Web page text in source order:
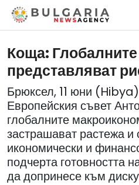
Коща:
представляват
Брюксел, 11 юни
Европейския съвет
глобалните
застрашават растежа и
икономически и
подчерта готовността
да допринесе към